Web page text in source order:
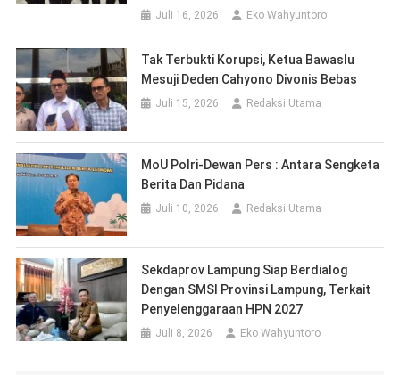
Juli 16, 2026 Eko Wahyuntoro
Tak Terbukti Korupsi, Ketua Bawaslu
Mesuji Deden Cahyono Divonis Bebas
Juli 15, 2026 Redaksi Utama
MoU Polri-Dewan Pers : Antara Sengketa
Berita Dan Pidana
Juli 10, 2026 Redaksi Utama
Sekdaprov Lampung Siap Berdialog
Dengan SMSI Provinsi Lampung, Terkait
Penyelenggaraan HPN 2027
Juli 8, 2026 Eko Wahyuntoro